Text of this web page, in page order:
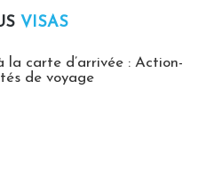
VISAS
la carte d’arrivée : Action-
de voyage